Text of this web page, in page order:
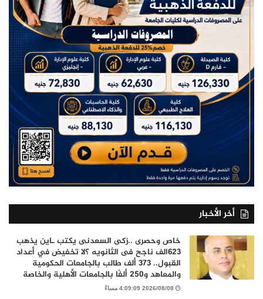
أخر الأخبار
خاص وحصرى ..زكى السعدنى يكتب ـاين يذهب
٦٢٣الف ناجح فى الثانويه ؟لا تخفيض في أعداد
القبول.. 373 ألف طالب بالجامعات الحكومية
والمعاهد و250 ألفًا بالجامعات الأهلية والخاصة
2026/08/08 4:09:09 مساءً